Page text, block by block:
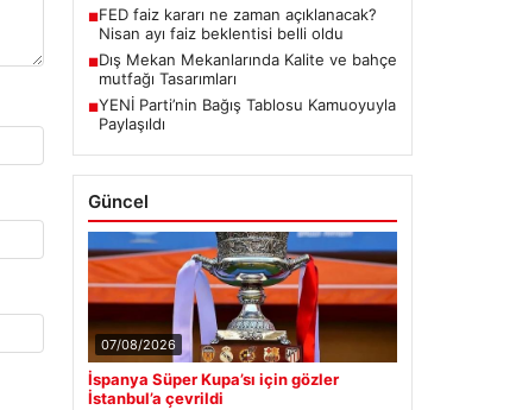
■FED faiz kararı ne zaman açıklanacak?
Nisan ayı faiz beklentisi belli oldu
■Dış Mekan Mekanlarında Kalite ve bahçe
mutfağı Tasarımları
■YENİ Parti’nin Bağış Tablosu Kamuoyuyla
Paylaşıldı
Güncel
07/08/2026
İspanya Süper Kupa’sı için gözler
İstanbul’a çevrildi